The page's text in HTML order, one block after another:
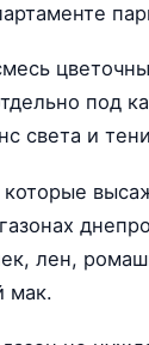
под
света и
лен,
мак.